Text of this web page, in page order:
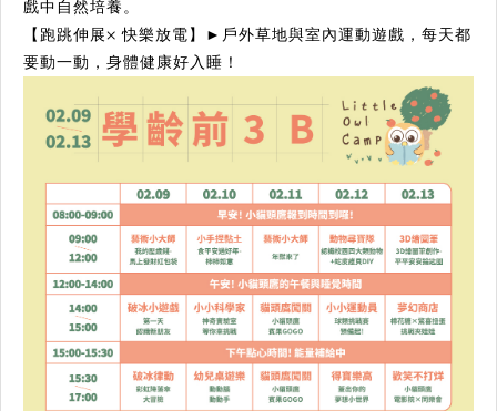
戲中自然培養。
【跑跳伸展× 快樂放電】
► 戶外草地與室內運動遊戲，每天都
要動一動，身體健康好入睡！